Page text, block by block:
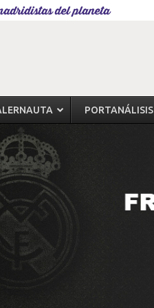
del planeta
PORTANÁLISIS